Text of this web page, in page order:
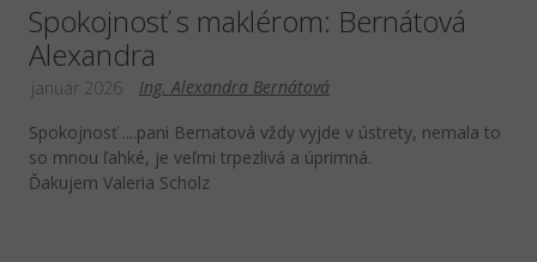
Spokojnosť s maklérom: Bernátová
Alexandra
Ing. Alexandra Bernátová
január 2026
Spokojnosť ....pani Bernatová vždy vyjde v ústrety, nemala to
so mnou ľahké, je veľmi trpezlivá a úprimná.
Ďakujem Valeria Scholz